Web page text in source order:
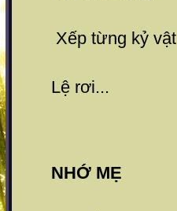
Xếp từng kỷ vật
Lệ rơi...
NHỚ MẸ